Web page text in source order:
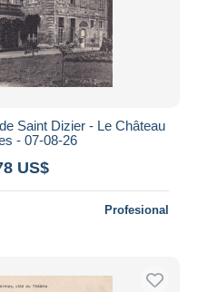
Saint Dizier - Le Château
- 07-08-26
US$
Profesional